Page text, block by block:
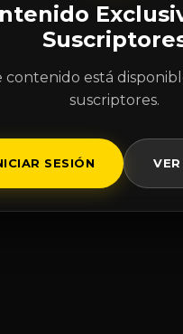
contenido está
suscriptores.
SESIÓN